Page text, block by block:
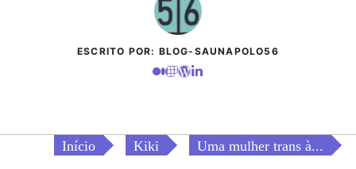
ESCRITO POR: BLOG-SAUNAPOLO56
Início Kiki Uma mulher trans à...